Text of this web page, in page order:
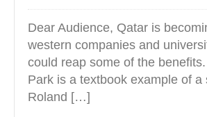
Dear Audience, Qatar is
western companies and
could reap some of the
Park is a textbook example of
Roland […]